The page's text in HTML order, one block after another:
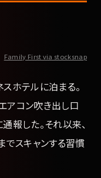
Family First via stocksnap
ホテルに泊まる。
アコン吹き出し口
報した。それ以来、
でスキャンする習慣